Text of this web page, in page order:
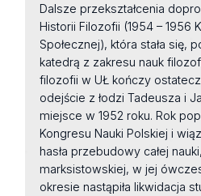
Dalsze przekształcenia
Historii Filozofii (1954 – 1956
Społecznej), która stała się,
katedrą z zakresu nauk
filozofii w UŁ kończy
odejście z łodzi Tadeusza i
miejsce w 1952 roku. Rok
Kongresu Nauki Polskiej i
hasła przebudowy całej
marksistowskiej, w jej
okresie nastąpiła likwidacja